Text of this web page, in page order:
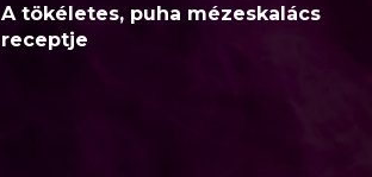
A tökéletes, puha mézeskalács
receptje